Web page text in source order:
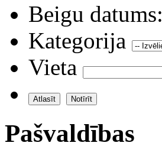
Beigu datums:
Kategorija
Vieta
Pašvaldības